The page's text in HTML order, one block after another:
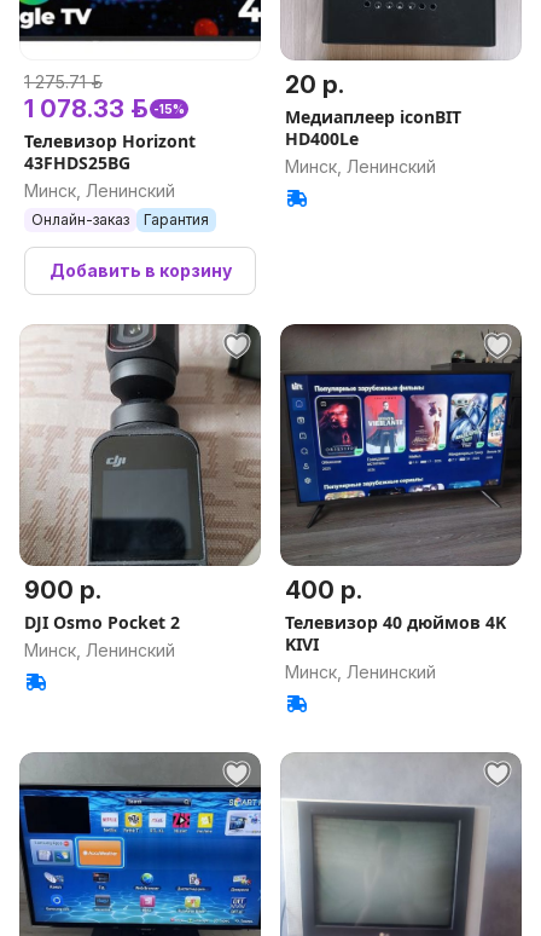
1 275.71 р.
1 078.33 р. -15%
Телевизор Horizont
43FHDS25BG
Минск, Ленинский
Онлайн-заказ Гарантия
Добавить в корзину
20 р.
Медиаплеер iconBIT
HD400Le
Минск, Ленинский
900 р.
DJI Osmo Pocket 2
Минск, Ленинский
400 р.
Телевизор 40 дюймов 4K
KIVI
Минск, Ленинский